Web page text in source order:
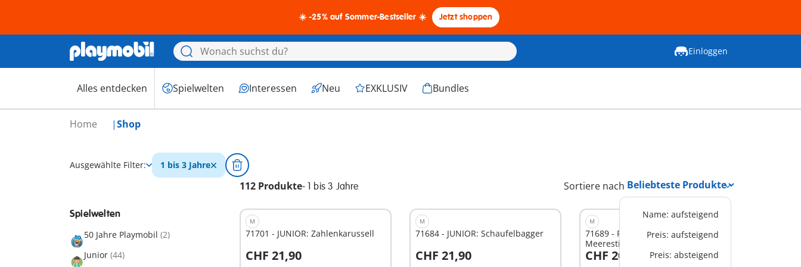
☀️ -25% auf Sommer-Bestseller ☀️ Jetzt shoppen
Einloggen
Alles entdecken Spielwelten Interessen Neu EXKLUSIV Bundles
Home Shop
Ausgewählte Filter: 1 bis 3 Jahre
112 Produkte- 1 bis 3 Jahre Sortiere nach
Name: aufsteigend
Preis: aufsteigend
Preis: absteigend
Spielwelten
50 Jahre Playmobil (2)
Junior (44)
M
71701 - JUNIOR: Zahlenkarussell
CHF 21,90
In den Warenkorb
M
71684 - JUNIOR: Schaufelbagger
CHF 21,90
In den Warenkorb
M
71689 - Fangspaß mit
Meerestierchen
CHF 20,90
In den Warenkorb